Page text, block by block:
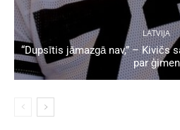
LATVIJA
“Dupsītis jāmazgā nav,” – Kivičs
par